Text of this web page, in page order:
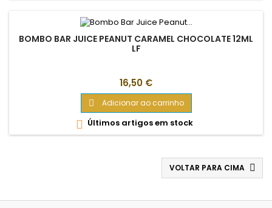
BOMBO BAR JUICE PEANUT CARAMEL CHOCOLATE 12ML
LF
Preço
16,50 €
 Adicionar ao carrinho
 Últimos artigos em stock
VOLTAR PARA CIMA 